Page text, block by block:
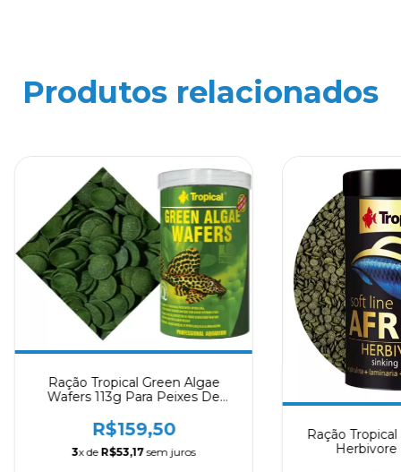
Produtos relacionados
Ração Tropical Green Algae
Wafers 113g Para Peixes De
R$159,50
3x de R$53,17sem juros
Ração